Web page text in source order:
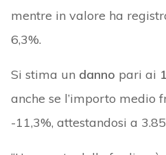
mentre in valore ha
6,3%.
Si stima un danno pari ai
anche se l’importo medio
-11,3%, attestandosi a